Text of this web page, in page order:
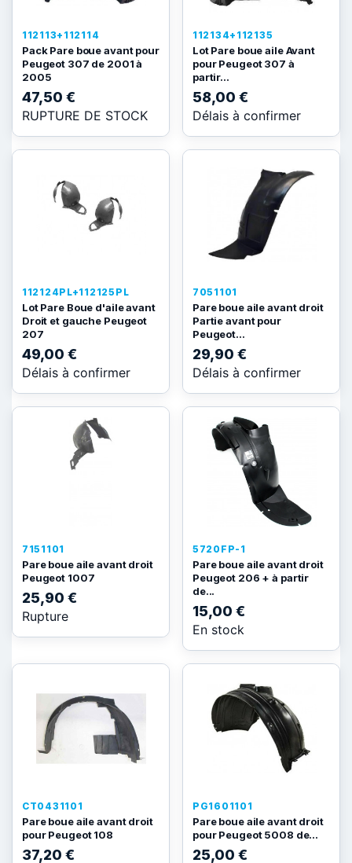
112113+112114
Pack Pare boue avant pour
Peugeot 307 de 2001 à
2005
47,50 €
RUPTURE DE STOCK
112134+112135
Lot Pare boue aile Avant
pour Peugeot 307 à
partir...
58,00 €
Délais à confirmer
112124PL+112125PL
Lot Pare Boue d'aile avant
Droit et gauche Peugeot
207
49,00 €
Délais à confirmer
7051101
Pare boue aile avant droit
Partie avant pour
Peugeot...
29,90 €
Délais à confirmer
7151101
Pare boue aile avant droit
Peugeot 1007
25,90 €
Rupture
5720FP-1
Pare boue aile avant droit
Peugeot 206 + à partir
de...
15,00 €
En stock
CT0431101
Pare boue aile avant droit
pour Peugeot 108
37,20 €
PG1601101
Pare boue aile avant droit
pour Peugeot 5008 de...
25,00 €